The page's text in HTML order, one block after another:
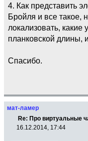
4. Как представить
Бройля и все такое,
локализовать,
планковской длины,
Спасибо.
мат-ламер
Re: Про виртуальные
16.12.2014, 17:44